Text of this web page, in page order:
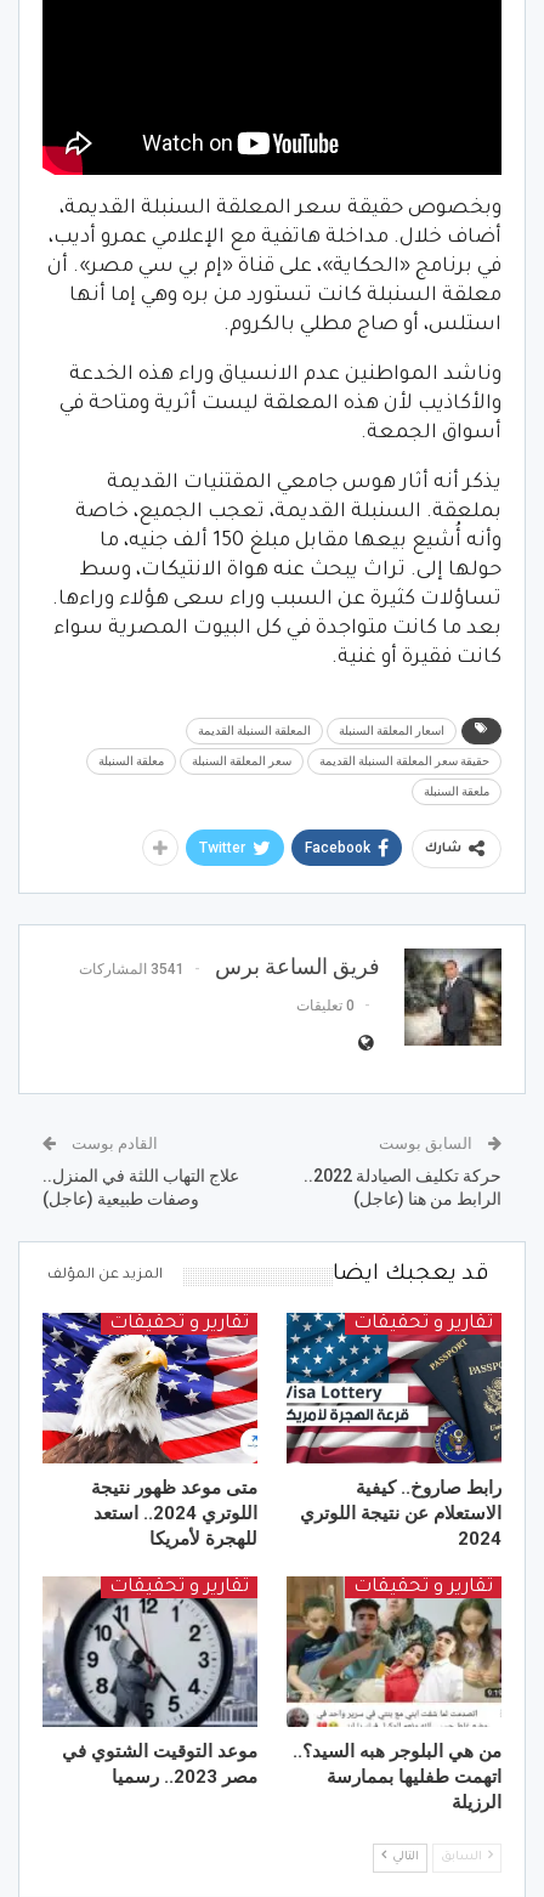
وبخصوص حقيقة سعر المعلقة السنبلة القديمة،
أضاف خلال. مداخلة هاتفية مع الإعلامي عمرو أديب،
في برنامج «الحكاية»، على قناة «إم بي سي مصر». أن
معلقة السنبلة كانت تستورد من بره وهي إما أنها
استلس، أو صاج مطلي بالكروم.
وناشد المواطنين عدم الانسياق وراء هذه الخدعة
والأكاذيب لأن هذه المعلقة ليست أثرية ومتاحة في
أسواق الجمعة.
يذكر أنه أثار هوس جامعي المقتنيات القديمة
بملعقة. السنبلة القديمة، تعجب الجميع، خاصة
وأنه أُشيع بيعها مقابل مبلغ 150 ألف جنيه، ما
حولها إلى. تراث يبحث عنه هواة الانتيكات، وسط
تساؤلات كثيرة عن السبب وراء سعى هؤلاء وراءها.
بعد ما كانت متواجدة في كل البيوت المصرية سواء
كانت فقيرة أو غنية.
اسعار المعلقة السنبلة المعلقة السنبلة القديمة
حقيقة سعر المعلقة السنبلة القديمة سعر المعلقة السنبلة معلقة السنبلة
ملعقة السنبلة
شارك Facebook
Twitter
فريق الساعة برس 3541 المشاركات
0 تعليقات
السابق بوست
حركة تكليف الصيادلة 2022..
الرابط من هنا (عاجل)
القادم بوست
علاج التهاب اللثة في المنزل..
وصفات طبيعية (عاجل)
قد يعجبك ايضا المزيد عن المؤلف
تقارير و تحقيقات
رابط صاروخ.. كيفية
الاستعلام عن نتيجة اللوتري
2024
تقارير و تحقيقات
متى موعد ظهور نتيجة
اللوتري 2024.. استعد
للهجرة لأمريكا
تقارير و تحقيقات
من هي البلوجر هبه السيد؟..
اتهمت طفليها بممارسة
الرزيلة
تقارير و تحقيقات
موعد التوقيت الشتوي في
مصر 2023.. رسميا
السابق التالي